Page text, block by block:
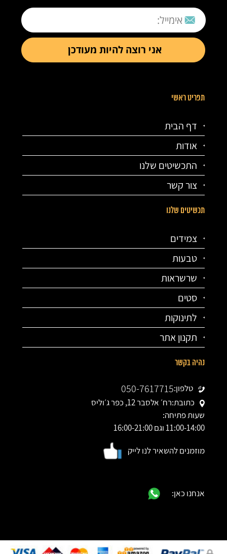
תפריט ראשי
דף הבית
אודות
התכשיטים שלנו
צור קשר
תכשיטים שלנו
צמידים
טבעות
שרשראות
סטים
לתינוקות
תקנון אתר
נהיה בקשר
טלפון:050-7617715
כתובת:רח׳ אלסבר 12, כפר ג׳וליס
שעות פתיחה:
11:00-14:00 וגם 16:00-21:00
מוזמנים להשאיר לנו לייק
אנחנו כאן: